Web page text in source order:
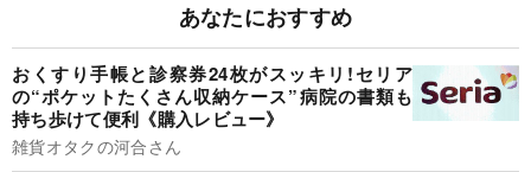
あなたにおすすめ
おくすり手帳と診察券24枚がスッキリ!セリア
の“ポケットたくさん収納ケース”病院の書類も
持ち歩けて便利《購入レビュー》
雑貨オタクの河合さん